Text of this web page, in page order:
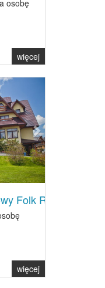
osobę
więcej
Folk Res...
więcej